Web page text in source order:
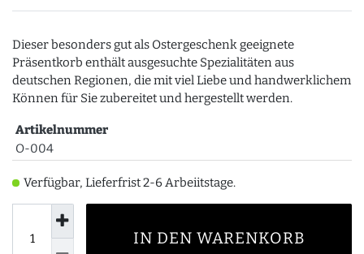
Dieser besonders gut als Ostergeschenk geeignete
Präsentkorb enthält ausgesuchte Spezialitäten aus
deutschen Regionen, die mit viel Liebe und handwerklichem
Können für Sie zubereitet und hergestellt werden.
Artikelnummer
O-004
Verfügbar, Lieferfrist 2-6 Arbeiitstage.
IN DEN WARENKORB